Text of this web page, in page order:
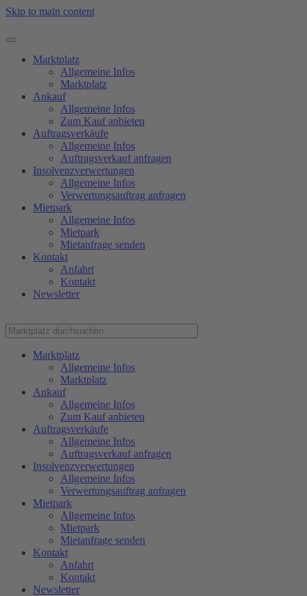
Skip to main content
Marktplatz
Allgemeine Infos
Marktplatz
Ankauf
Allgemeine Infos
Zum Kauf anbieten
Auftragsverkäufe
Allgemeine Infos
Auftragsverkauf anfragen
Insolvenzverwertungen
Allgemeine Infos
Verwertungsauftrag anfragen
Mietpark
Allgemeine Infos
Mietpark
Mietanfrage senden
Kontakt
Anfahrt
Kontakt
Newsletter
Marktplatz
Allgemeine Infos
Marktplatz
Ankauf
Allgemeine Infos
Zum Kauf anbieten
Auftragsverkäufe
Allgemeine Infos
Auftragsverkauf anfragen
Insolvenzverwertungen
Allgemeine Infos
Verwertungsauftrag anfragen
Mietpark
Allgemeine Infos
Mietpark
Mietanfrage senden
Kontakt
Anfahrt
Kontakt
Newsletter